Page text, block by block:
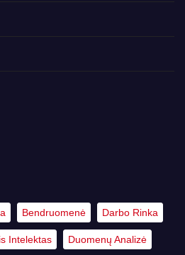
Bendruomenė Darbo Rinka
Intelektas Duomenų Analizė